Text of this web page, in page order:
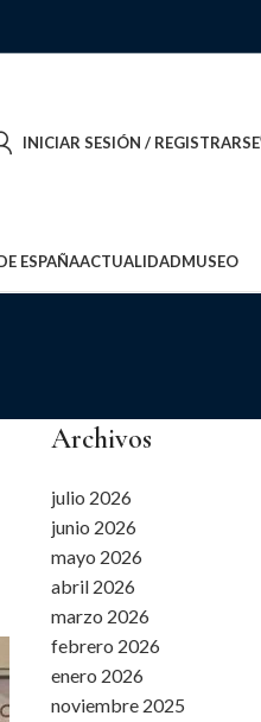
INICIAR SESIÓN / REGISTRARSE
ESPAÑAACTUALIDADMUSEO
Archivos
julio 2026
junio 2026
mayo 2026
abril 2026
marzo 2026
febrero 2026
enero 2026
noviembre 2025